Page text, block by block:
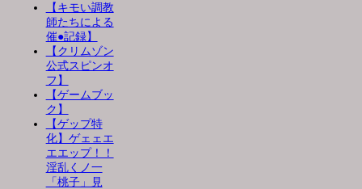
【キモい調教
師たちによる
催●記録】
【クリムゾン
公式スピンオ
フ】
【ゲームブッ
ク】
【ゲップ特
化】ゲェェエ
エエップ！！
淫乱くノ一
「桃子」見